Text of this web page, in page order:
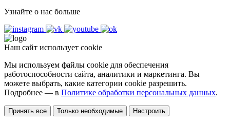
Узнайте о нас больше
Наш сайт использует cookie
Мы используем файлы cookie для обеспечения
работоспособности сайта, аналитики и маркетинга. Вы
можете выбрать, какие категории cookie разрешить.
Подробнее — в Политике обработки персональных данных.
Принять все Только необходимые Настроить